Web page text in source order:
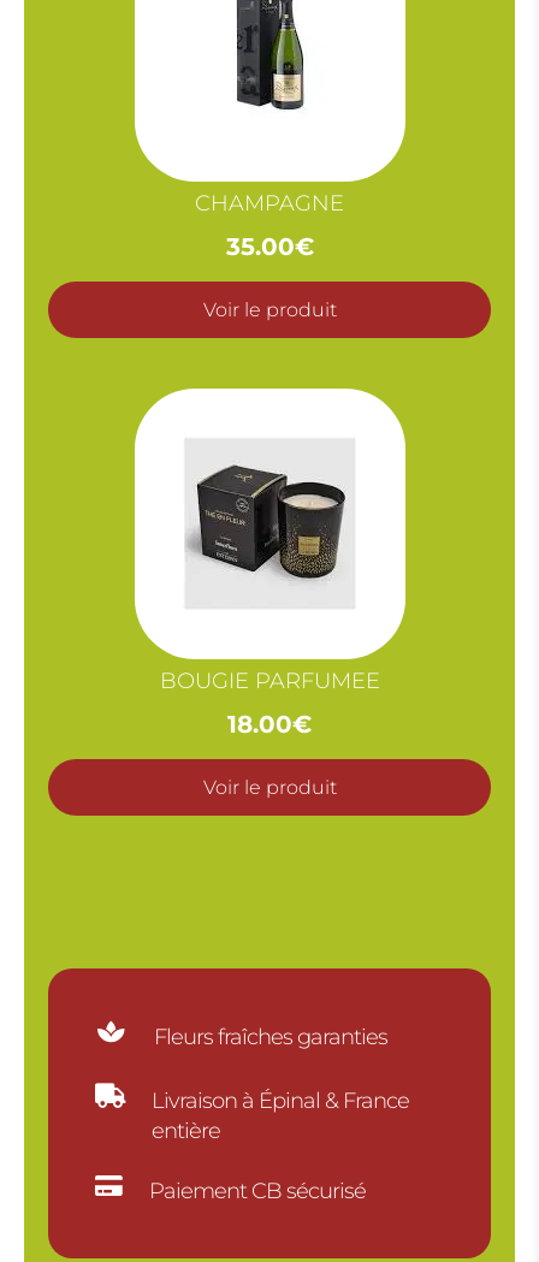
CHAMPAGNE
35.00€
Voir le produit
BOUGIE PARFUMEE
18.00€
Voir le produit
 Fleurs fraîches garanties

Livraison à Épinal & France
entière
 Paiement CB sécurisé